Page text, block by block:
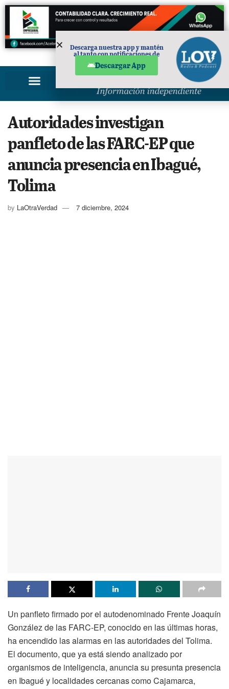
PUBLICIDAD
Autoridades investigan
panfleto de las FARC-EP que
anuncia presencia en Ibagué,
Tolima
by LaOtraVerdad 7 diciembre, 2024
Un panfleto firmado por el autodenominado Frente Joaquín
González de las FARC-EP, conocido en las últimas horas,
ha encendido las alarmas en las autoridades del Tolima.
El documento, que ya está siendo analizado por
organismos de inteligencia, anuncia su presunta presencia
en Ibagué y localidades cercanas como Cajamarca,
Descarga nuestra app y mantén
al tanto con notificaciones de
Descargar App